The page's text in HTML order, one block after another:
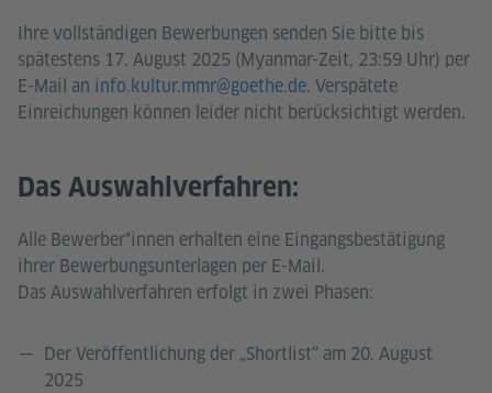
Ihre vollständigen Bewerbungen senden Sie bitte bis
spätestens 17. August 2025 (Myanmar-Zeit, 23:59 Uhr) per
E-Mail an info.kultur.mmr@goethe.de. Verspätete
Einreichungen können leider nicht berücksichtigt werden.
Das Auswahlverfahren:
Alle Bewerber*innen erhalten eine Eingangsbestätigung
ihrer Bewerbungsunterlagen per E-Mail.
Das Auswahlverfahren erfolgt in zwei Phasen:
Der Veröffentlichung der „Shortlist“ am 20. August
2025